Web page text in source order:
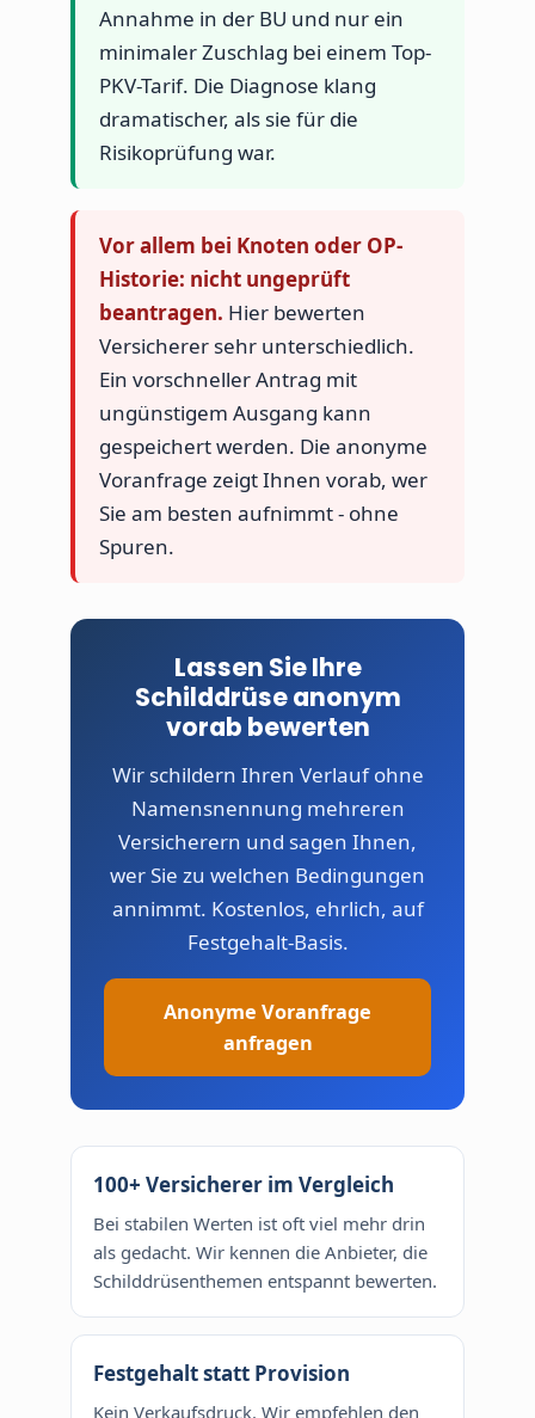
Annahme in der BU und nur ein
minimaler Zuschlag bei einem Top-
PKV-Tarif. Die Diagnose klang
dramatischer, als sie für die
Risikoprüfung war.
Vor allem bei Knoten oder OP-
Historie: nicht ungeprüft
beantragen. Hier bewerten
Versicherer sehr unterschiedlich.
Ein vorschneller Antrag mit
ungünstigem Ausgang kann
gespeichert werden. Die anonyme
Voranfrage zeigt Ihnen vorab, wer
Sie am besten aufnimmt - ohne
Spuren.
Lassen Sie Ihre
Schilddrüse anonym
vorab bewerten
Wir schildern Ihren Verlauf ohne
Namensnennung mehreren
Versicherern und sagen Ihnen,
wer Sie zu welchen Bedingungen
annimmt. Kostenlos, ehrlich, auf
Festgehalt-Basis.
Anonyme Voranfrage
anfragen
100+ Versicherer im Vergleich
Bei stabilen Werten ist oft viel mehr drin
als gedacht. Wir kennen die Anbieter, die
Schilddrüsenthemen entspannt bewerten.
Festgehalt statt Provision
Kein Verkaufsdruck. Wir empfehlen den